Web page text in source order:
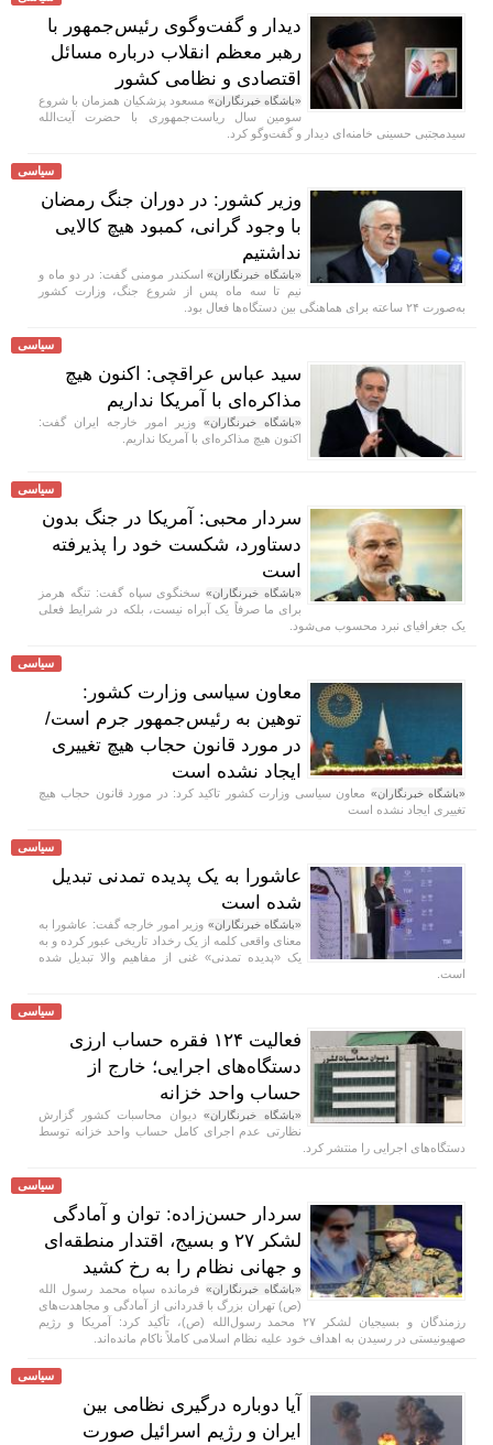
دیدار و گفت‌وگوی رئیس‌جمهور با
رهبر معظم انقلاب درباره مسائل
اقتصادی و نظامی کشور
«باشگاه خبرنگاران» مسعود پزشکیان همزمان با شروع
سومین سال ریاست‌جمهوری با حضرت آیت‌الله
سیدمجتبی حسینی خامنه‌ای دیدار و گفت‌و‌گو کرد.
سیاسی
وزیر کشور: در دوران جنگ رمضان
با وجود گرانی، کمبود هیچ کالایی
نداشتیم
«باشگاه خبرنگاران»اسکندر مومنی گفت: در دو ماه و
نیم تا سه ماه پس از شروع جنگ، وزارت کشور
به‌صورت ۲۴ ساعته برای هماهنگی بین دستگاه‌ها فعال بود.
سیاسی
سید عباس عراقچی: اکنون هیچ
مذاکره‌ای با آمریکا نداریم
«باشگاه خبرنگاران» وزیر امور خارجه ایران گفت:
اکنون هیچ مذاکره‌ای با آمریکا نداریم.
سیاسی
سردار محبی: آمریکا در جنگ بدون
دستاورد، شکست خود را پذیرفته
است
«باشگاه خبرنگاران»سخنگوی سپاه گفت: تنگه هرمز
برای ما صرفاً یک آبراه نیست، بلکه در شرایط فعلی
یک جغرافیای نبرد محسوب می‌شود.
سیاسی
معاون سیاسی وزارت کشور:
توهین به رئیس‌جمهور جرم است/
در مورد قانون حجاب هیچ تغییری
ایجاد نشده است
«باشگاه خبرنگاران» معاون سیاسی وزارت کشور تاکید کرد: در مورد قانون حجاب هیچ
تغییری ایجاد نشده است
سیاسی
عاشورا به یک پدیده تمدنی تبدیل
شده است
«باشگاه خبرنگاران» وزیر امور خارجه گفت: عاشورا به
معنای واقعی کلمه از یک رخداد تاریخی عبور کرده و به
یک «پدیده تمدنی» غنی از مفاهیم والا تبدیل شده
است.
سیاسی
فعالیت ۱۲۴ فقره حساب ارزی
دستگاه‌های اجرایی؛ خارج از
حساب واحد خزانه
«باشگاه خبرنگاران»دیوان محاسبات کشور گزارش
نظارتی عدم اجرای کامل حساب واحد خزانه توسط
دستگاه‌های اجرایی را منتشر کرد.
سیاسی
سردار حسن‌زاده: توان و آمادگی
لشکر ۲۷ و بسیج، اقتدار منطقه‌ای
و جهانی نظام را به رخ کشید
«باشگاه خبرنگاران» فرمانده سپاه محمد رسول الله
(ص) تهران بزرگ با قدردانی از آمادگی و مجاهدت‌های
رزمندگان و بسیجیان لشکر ۲۷ محمد رسول‌الله (ص)، تأکید کرد: آمریکا و رژیم
صهیونیستی در رسیدن به اهداف خود علیه نظام اسلامی کاملاً ناکام مانده‌اند.
سیاسی
آیا دوباره درگیری نظامی بین
ایران و رژیم اسرائیل صورت